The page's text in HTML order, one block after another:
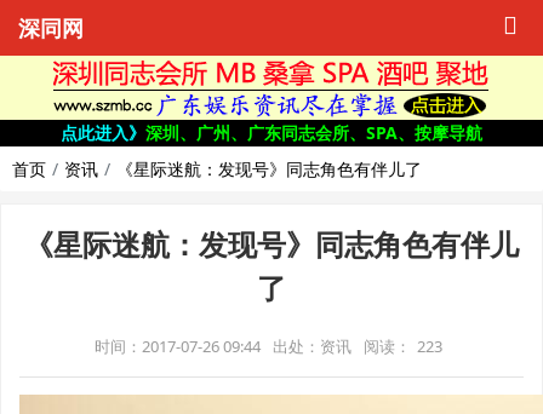
深同网
点此进入》 深圳、广州、广东同志会所、SPA、按摩导航
首页
资讯 《星际迷航：发现号》同志角色有伴儿了
《星际迷航：发现号》同志角色有伴儿
了
时间：2017-07-26 09:44 出处：资讯 阅读： 223